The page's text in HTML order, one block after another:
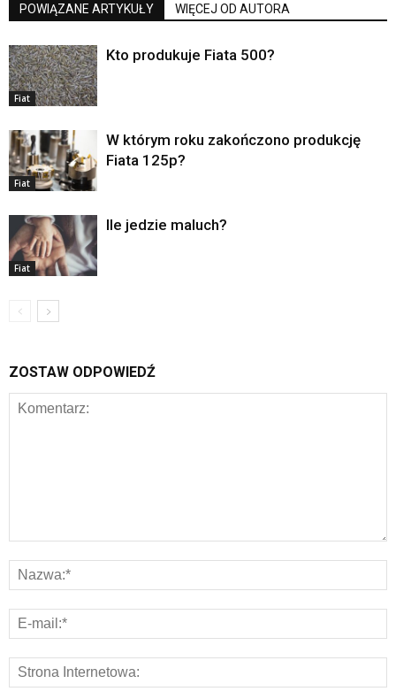
POWIĄZANE ARTYKUŁY WIĘCEJ OD AUTORA
Fiat
Kto produkuje Fiata 500?
Fiat
W którym roku zakończono produkcję
Fiata 125p?
Fiat
Ile jedzie maluch?
ZOSTAW ODPOWIEDŹ